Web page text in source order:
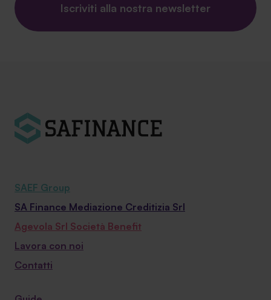
Iscriviti alla nostra newsletter
SAEF Group
SA Finance Mediazione Creditizia Srl
Agevola Srl Società Benefit
Lavora con noi
Contatti